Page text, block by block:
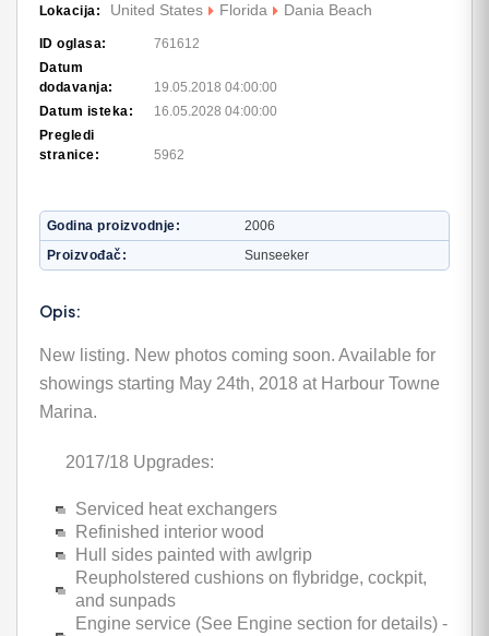
Lokacija:
United States Florida Dania Beach
ID oglasa:
761612
Datum
dodavanja:
19.05.2018 04:00:00
Datum isteka:
16.05.2028 04:00:00
Pregledi
stranice:
5962
Godina proizvodnje
2006
Proizvođač
Sunseeker
Opis:
New listing. New photos coming soon. Available for
showings starting May 24th, 2018 at Harbour Towne
Marina.
2017/18 Upgrades:
Serviced heat exchangers
Refinished interior wood
Hull sides painted with awlgrip
Reupholstered cushions on flybridge, cockpit,
and sunpads
Engine service (See Engine section for details) -